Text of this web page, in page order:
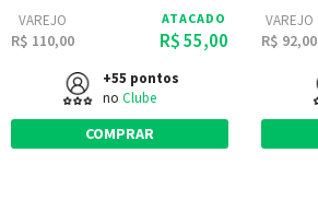
VAREJO
R$ 110,00
ATACADO
R$ 55,00
+55 pontos
no Clube
COMPRAR
VAREJO
R$ 92,00